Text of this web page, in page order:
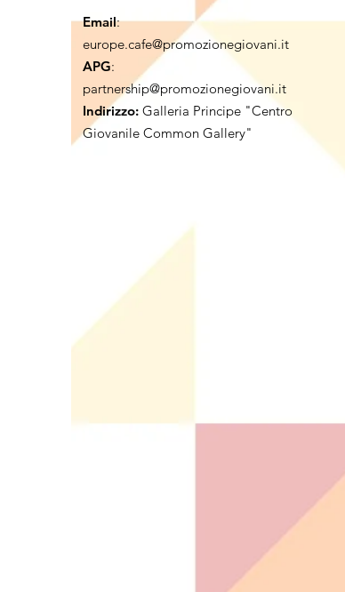
Email:
europe.cafe@promozionegiovani.it
APG:
partnership@promozionegiovani.it
Indirizzo: Galleria Principe "Centro
Giovanile Common Gallery"